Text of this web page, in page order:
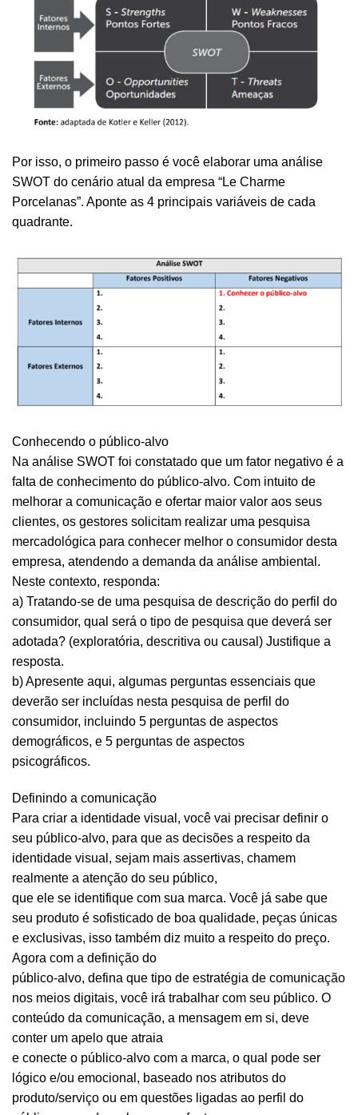
Por isso, o primeiro passo é você elaborar uma análise
SWOT do cenário atual da empresa “Le Charme
Porcelanas”. Aponte as 4 principais variáveis de cada
quadrante.
Conhecendo o público-alvo
Na análise SWOT foi constatado que um fator negativo é a
falta de conhecimento do público-alvo. Com intuito de
melhorar a comunicação e ofertar maior valor aos seus
clientes, os gestores solicitam realizar uma pesquisa
mercadológica para conhecer melhor o consumidor desta
empresa, atendendo a demanda da análise ambiental.
Neste contexto, responda:
a) Tratando-se de uma pesquisa de descrição do perfil do
consumidor, qual será o tipo de pesquisa que deverá ser
adotada? (exploratória, descritiva ou causal) Justifique a
resposta.
b) Apresente aqui, algumas perguntas essenciais que
deverão ser incluídas nesta pesquisa de perfil do
consumidor, incluindo 5 perguntas de aspectos
demográficos, e 5 perguntas de aspectos
psicográficos.
Definindo a comunicação
Para criar a identidade visual, você vai precisar definir o
seu público-alvo, para que as decisões a respeito da
identidade visual, sejam mais assertivas, chamem
realmente a atenção do seu público,
que ele se identifique com sua marca. Você já sabe que
seu produto é sofisticado de boa qualidade, peças únicas
e exclusivas, isso também diz muito a respeito do preço.
Agora com a definição do
público-alvo, defina que tipo de estratégia de comunicação
nos meios digitais, você irá trabalhar com seu público. O
conteúdo da comunicação, a mensagem em si, deve
conter um apelo que atraia
e conecte o público-alvo com a marca, o qual pode ser
lógico e/ou emocional, baseado nos atributos do
produto/serviço ou em questões ligadas ao perfil do